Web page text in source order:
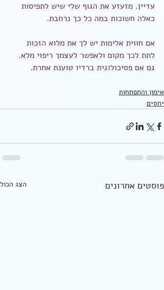
עדיין. מזעזע את הגוף שלי שיש לתפיסות
כאלה חשוכות במה כל כך נרחבת.
אם חווית אלימות יש לך את מלוא הזכות
לתת לכך מקום ולאפשר לעצמך ריפוי מלא.
גם אם פסיכולוגית ברדיו טוענת אחרת.
אימון והתפתחות
יחסים
פוסטים אחרונים הצג הכול